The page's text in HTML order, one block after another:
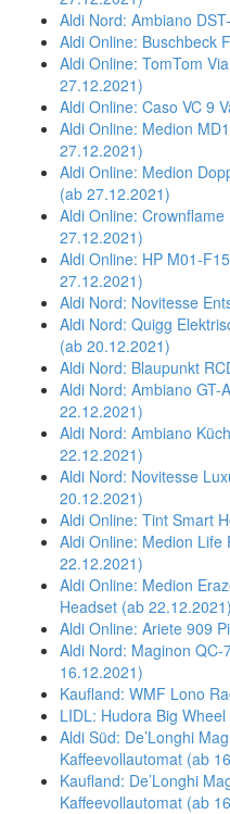
Aldi Nord: Ambiano
Aldi Online: Buschbeck
Aldi Online: TomTom
27.12.2021)
Aldi Online: Caso VC 9
Aldi Online: Medion
27.12.2021)
Aldi Online: Medion
(ab 27.12.2021)
Aldi Online:
27.12.2021)
Aldi Online: HP M01-
27.12.2021)
Aldi Nord: Novitesse
Aldi Nord: Quigg
(ab 20.12.2021)
Aldi Nord: Blaupunkt
Aldi Nord: Ambiano
22.12.2021)
Aldi Nord: Ambiano
22.12.2021)
Aldi Nord: Novitesse
20.12.2021)
Aldi Online: Tint Smart
Aldi Online: Medion
22.12.2021)
Aldi Online: Medion
Headset (ab 22.12.2021)
Aldi Online: Ariete 909
Aldi Nord: Maginon
16.12.2021)
Kaufland: WMF Lono
LIDL: Hudora Big
Aldi Süd: De’Longhi
Kaffeevollautomat (ab
Kaufland: De’Longhi
Kaffeevollautomat (ab